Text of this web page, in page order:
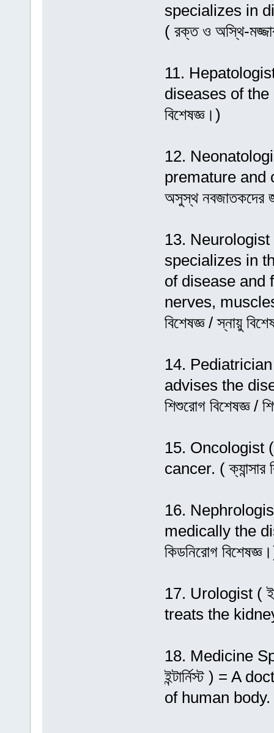
specializes in
( রক্ত ও অস্থি-
11.
diseases of the
বিশেষজ্ঞ।)
12.
premature and
অসুস্থ নবজাতকদের
13. Neurologist
specializes in
of disease and
nerves,
বিশেষজ্ঞ / স্নায়ু
14. Pediatrician
advises the
শিশুরোগ বিশেষজ্ঞ /
15. Oncologist
cancer. ( ক্যান্সার
16.
medically the
কিডনিরোগ
17. Urologist (
treats the kidney
18. Medicine
ইন্টার্নিস্ট ) =
of human body. (